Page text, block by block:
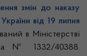
змін до наказу
від 19 липня
в Міністерстві
за № 1332/40388.